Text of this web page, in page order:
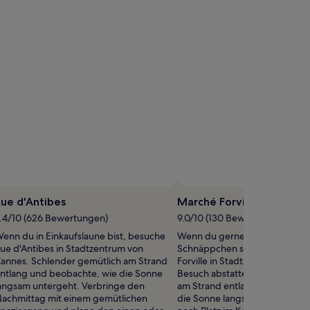
d'Antibes
10 (626 Bewertungen)
du in Einkaufslaune bist, besuche
d'Antibes in Stadtzentrum von
Schlender gemütlich am Strand
und beobachte, wie die Sonne
untergeht. Verbringe den
mit einem gemütlichen
Marché Forville
9.0/10 (130 Bewertungen)
Wenn du gerne auf Märkten
Schnäppchen stöberst,
Forville in Stadtzentrum von
Besuch abstatten. Schlender
am Strand entlang und
die Sonne langsam